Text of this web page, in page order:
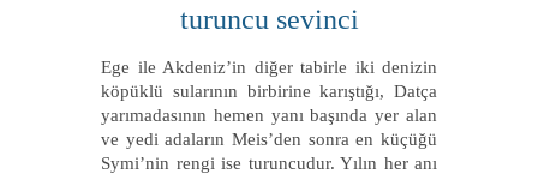
turuncu sevinci
Ege ile Akdeniz’in diğer tabirle iki denizin
köpüklü sularının birbirine karıştığı, Datça
yarımadasının hemen yanı başında yer alan
ve yedi adaların Meis’den sonra en küçüğü
Symi’nin rengi ise turuncudur. Yılın her anı